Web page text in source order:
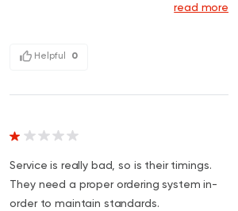
read more
Helpful 0
Service is really bad, so is their timings.
They need a proper ordering system in-
order to maintain standards.